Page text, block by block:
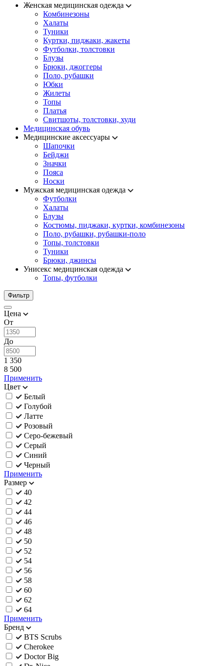
Женская медицинская одежда
Комбинезоны
Халаты
Туники
Куртки, пиджаки, жакеты
Футболки, толстовки
Блузы
Брюки, джоггеры
Поло, рубашки
Юбки
Жилеты
Топы
Платья
Свитшоты, толстовки, худи
Медицинская обувь
Медицинские аксессуары
Шапочки
Бейджи
Значки
Пояса
Носки
Мужская медицинская одежда
Футболки
Халаты
Блузы
Костюмы, пиджаки, куртки, комбинезоны
Поло, рубашки, рубашки-поло
Топы, толстовки
Туники
Брюки, джинсы
Унисекс медицинская одежда
Топы, футболки
Фильтр
Цена
От
До
1 350
8 500
Применить
Цвет
Белый
Голубой
Латте
Розовый
Серо-бежевый
Серый
Синий
Черный
Применить
Размер
40
42
44
46
48
50
52
54
56
58
60
62
64
Применить
Бренд
BTS Scrubs
Cherokee
Doctor Big